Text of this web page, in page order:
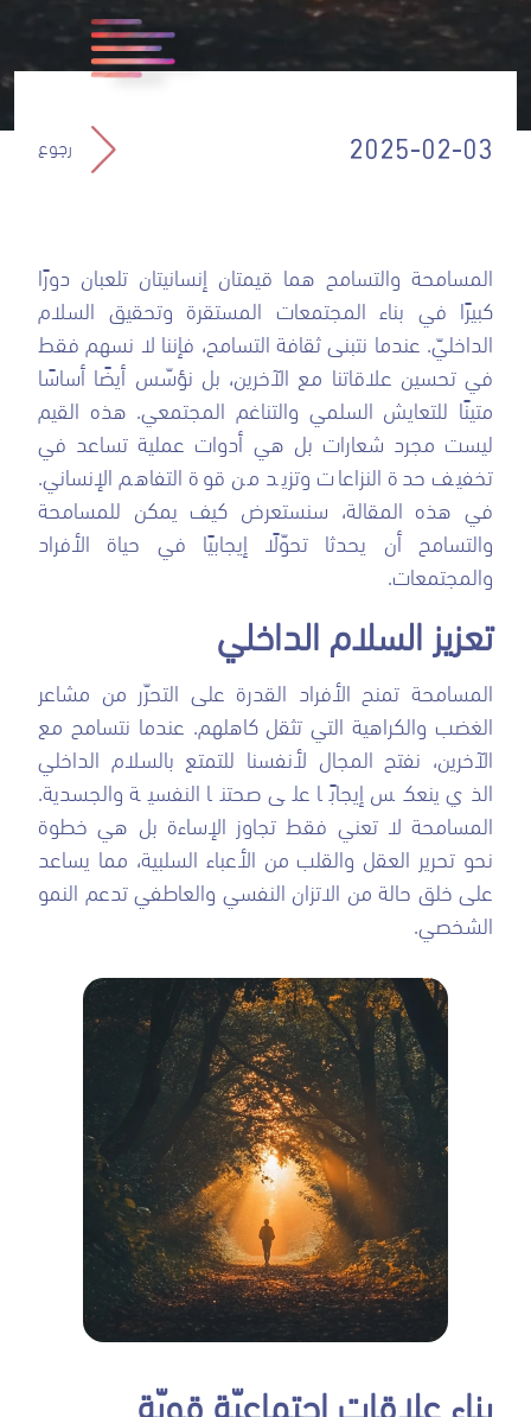
2025-02-03 رجوع
المسامحة والتسامح هما قيمتان إنسانيتان تلعبان دورًا
كبيرًا في بناء المجتمعات المستقرة وتحقيق السلام
الداخليّ. عندما نتبنى ثقافة التسامح، فإننا لا نسهم فقط
في تحسين علاقاتنا مع الآخرين، بل نؤسّس أيضًا أساسًا
متينًا للتعايش السلمي والتناغم المجتمعي. هذه القيم
ليست مجرد شعارات بل هي أدوات عملية تساعد في
تخفيف حدة النزاعات وتزيد من قوة التفاهم الإنساني.
في هذه المقالة، سنستعرض كيف يمكن للمسامحة
والتسامح أن يحدثا تحوّلًا إيجابيًا في حياة الأفراد
والمجتمعات.
تعزيز السلام الداخلي
المسامحة تمنح الأفراد القدرة على التحرّر من مشاعر
الغضب والكراهية التي تثقل كاهلهم. عندما نتسامح مع
الآخرين، نفتح المجال لأنفسنا للتمتع بالسلام الداخلي
الذي ينعكس إيجابًا على صحتنا النفسية والجسدية.
المسامحة لا تعني فقط تجاوز الإساءة بل هي خطوة
نحو تحرير العقل والقلب من الأعباء السلبية، مما يساعد
على خلق حالة من الاتزان النفسي والعاطفي تدعم النمو
الشخصي.
بناء علاقات اجتماعيّة قويّة